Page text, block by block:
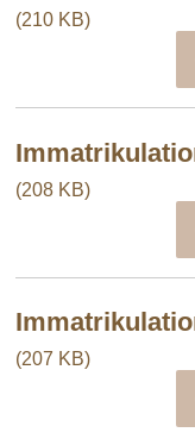
(210 KB)
(208 KB)
(207 KB)